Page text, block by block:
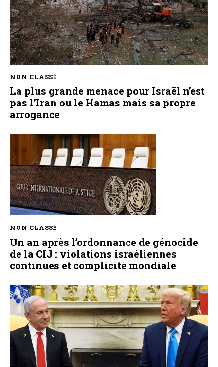
NON CLASSÉ
La plus grande menace pour Israël n’est
pas l’Iran ou le Hamas mais sa propre
arrogance
NON CLASSÉ
Un an après l’ordonnance de génocide
de la CIJ : violations israéliennes
continues et complicité mondiale